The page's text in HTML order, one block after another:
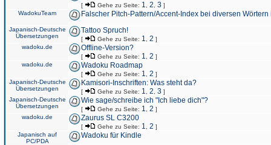
[ Gehe zu Seite: 1 2 3 ]
WadokuTeam
Falscher Pitch-Pattern/Accent-Index bei diversen
Japanisch-Deutsche
Übersetzungen
Tattoo Spruch!
[ Gehe zu Seite: 1 2 ]
wadoku.de
Offline-Version?
[ Gehe zu Seite: 1 2 ]
wadoku.de
Wadoku Roadmap
[ Gehe zu Seite: 1 2 ]
Japanisch-Deutsche
Übersetzungen
Kamisori-Inschriften: Was steht da?
[ Gehe zu Seite: 1 2 3 ]
Japanisch-Deutsche
Übersetzungen
Wie sage/schreibe ich "Ich liebe dich"?
[ Gehe zu Seite: 1 2 ]
wadoku.de
Zaurus SL C3200
[ Gehe zu Seite: 1 2 ]
Japanisch auf
PC/PDA
Wadoku für Kindle